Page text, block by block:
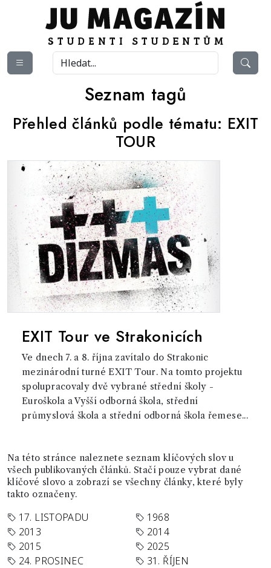
Seznam tagů
Přehled článků podle tématu: EXIT
TOUR
EXIT Tour ve Strakonicích
Ve dnech 7. a 8. října zavítalo do Strakonic
mezinárodní turné EXIT Tour. Na tomto projektu
spolupracovaly dvě vybrané střední školy -
Euroškola a Vyšší odborná škola, střední
průmyslová škola a střední odborná škola řemese...
Na této stránce naleznete seznam klíčových slov u
všech publikovaných článků. Stačí pouze vybrat dané
klíčové slovo a zobrazí se všechny články, které byly
takto označeny.
17. LISTOPADU
1968
2013
2014
2015
2025
24. PROSINEC
31. ŘÍJEN